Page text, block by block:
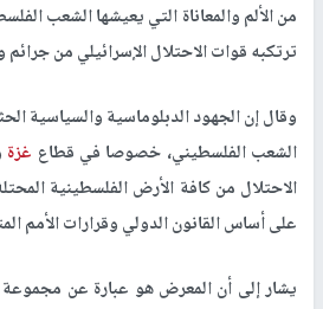
من الألم والمعاناة التي يعيشها الشعب
ترتكبه قوات الاحتلال الإسرائيلي من
وقال إن الجهود الدبلوماسية والسياسية
الشعب الفلسطيني، خصوصا في قطاع غزة
الاحتلال من كافة الأرض الفلسطينية
على أساس القانون الدولي وقرارات الأمم
يشار إلى أن المعرض هو عبارة عن